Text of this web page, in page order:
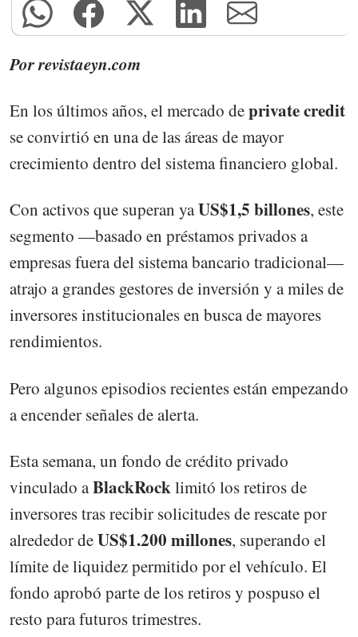
Por revistaeyn.com
En los últimos años, el mercado deprivate credit
se convirtió en una de las áreas de mayor
crecimiento dentro del sistema financiero global.
Con activos que superan yaUS$1,5 billones, este
segmento —basado en préstamos privados a
empresas fuera del sistema bancario tradicional—
atrajo a grandes gestores de inversión y a miles de
inversores institucionales en busca de mayores
rendimientos.
Pero algunos episodios recientes están empezando
a encender señales de alerta.
Esta semana, un fondo de crédito privado
vinculado aBlackRocklimitó los retiros de
inversores tras recibir solicitudes de rescate por
alrededor deUS$1.200 millones, superando el
límite de liquidez permitido por el vehículo. El
fondo aprobó parte de los retiros y pospuso el
resto para futuros trimestres.